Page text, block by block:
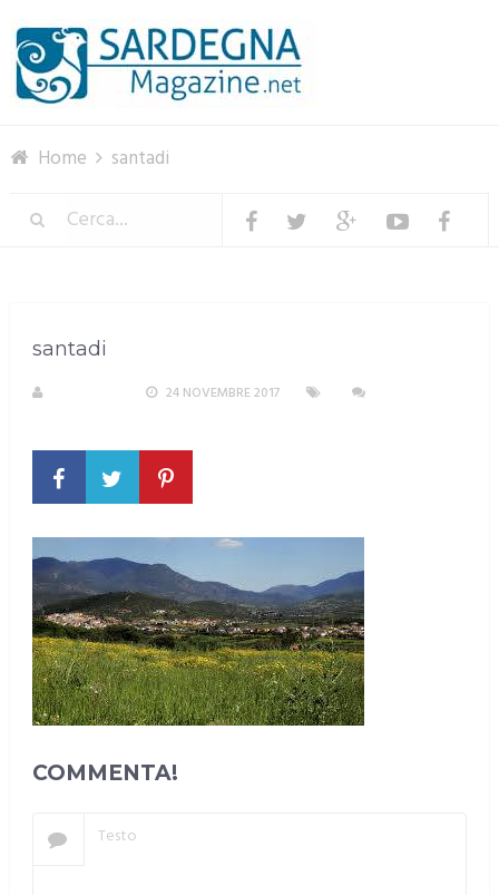
Home santadi
santadi
24 NOVEMBRE 2017
COMMENTA!